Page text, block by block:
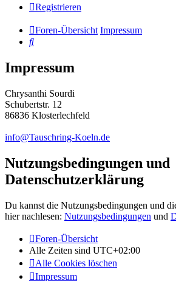
Registrieren
Foren-Übersicht Impressum
Suche
Impressum
Chrysanthi Sourdi
Schubertstr. 12
86836 Klosterlechfeld
info@Tauschring-Koeln.de
Nutzungsbedingungen und
Datenschutzerklärung
Du kannst die Nutzungsbedingungen und
hier nachlesen: Nutzungsbedingungen und
Foren-Übersicht
Alle Zeiten sind UTC+02:00
Alle Cookies löschen
Impressum